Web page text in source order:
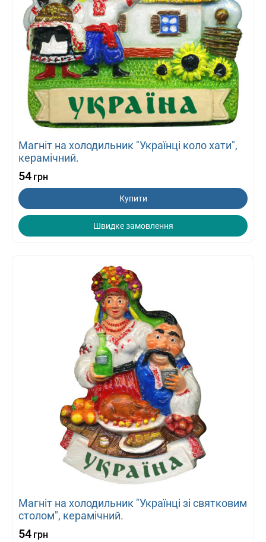
Магніт на холодильник "Українці коло хати",
керамічний.
54 грн
Купити
Швидке замовлення
Магніт на холодильник "Українці зі святковим
столом", керамічний.
54 грн